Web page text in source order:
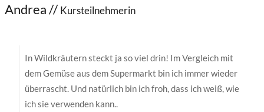
Andrea //Kursteilnehmerin
In Wildkräutern steckt ja so viel drin! Im Vergleich mit
dem Gemüse aus dem Supermarkt bin ich immer wieder
überrascht. Und natürlich bin ich froh, dass ich weiß, wie
ich sie verwenden kann..